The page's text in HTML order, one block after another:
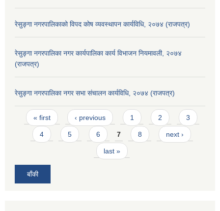
रेसुङ्गा नगरपालिकाको विपद कोष व्यवस्थापन कार्यविधि, २०७४ (राजपत्र)
रेसुङ्गा नगरपालिका नगर कार्यपालिका कार्य विभाजन नियमावली, २०७४
(राजपत्र)
रेसुङ्गा नगरपालिका नगर सभा संचालन कार्यविधि, २०७४ (राजपत्र)
Pages
« first ‹ previous 1 2 3
4 5 6 7 8 next ›
last »
बाँकी